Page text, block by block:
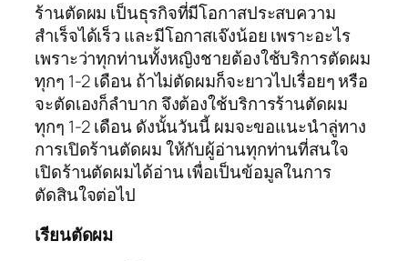
ร้านตัดผม เป็นธุรกิจที่มีโอกาสประสบความ
สำเร็จได้เร็ว และมีโอกาสเจ๊งน้อย เพราะอะไร
เพราะว่าทุกท่านทั้งหญิงชายต้องใช้บริการตัดผม
ทุกๆ 1-2 เดือน ถ้าไม่ตัดผมก็จะยาวไปเรื่อยๆ หรือ
จะตัดเองก็ลำบาก จึงต้องใช้บริการร้านตัดผม
ทุกๆ 1-2 เดือน ดังนั้นวันนี้ ผมจะขอแนะนำลู่ทาง
การเปิดร้านตัดผม ให้กับผู้อ่านทุกท่านที่สนใจ
เปิดร้านตัดผมได้อ่าน เพื่อเป็นข้อมูลในการ
ตัดสินใจต่อไป
เรียนตัดผม